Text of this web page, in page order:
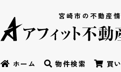
宮崎市の不動産
ホーム 物件検索 買